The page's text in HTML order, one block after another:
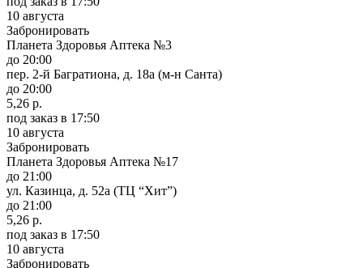
10 августа
Забронировать
Планета Здоровья Аптека №3
до 20:00
пер. 2-й Багратиона, д. 18а (м-н Санта)
до 20:00
5,26 р.
под заказ в 17:50
10 августа
Забронировать
Планета Здоровья Аптека №17
до 21:00
ул. Казинца, д. 52а (ТЦ “Хит”)
до 21:00
5,26 р.
под заказ в 17:50
10 августа
Забронировать